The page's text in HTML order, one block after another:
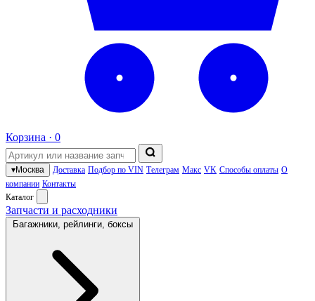
Корзина · 0
▾Москва Доставка Подбор по VIN Телеграм Макс VK Способы оплаты О
компании Контакты
Каталог
Запчасти и расходники
Багажники, рейлинги, боксы